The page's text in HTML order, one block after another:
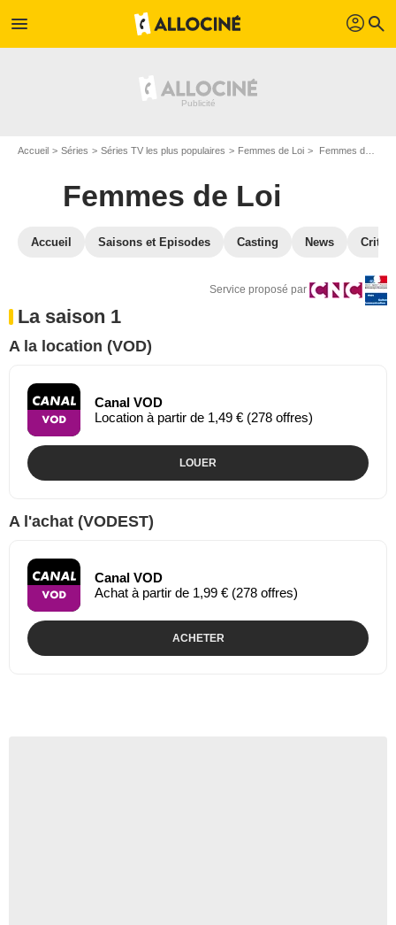
menu profil search
Accueil Séries Séries TV les plus populaires Femmes de Loi Femmes de Loi en VOD
Femmes de Loi
Accueil Saisons et Episodes Casting News
Service proposé par
La saison 1
A la location (VOD)
Canal VOD
Location à partir de 1,49 € (278 offres)
LOUER
A l'achat (VODEST)
Canal VOD
Achat à partir de 1,99 € (278 offres)
ACHETER